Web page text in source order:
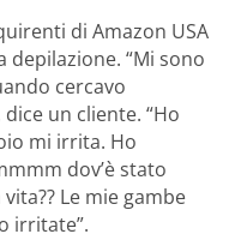
di Amazon USA
depilazione. “Mi sono
cercavo
un cliente. “Ho
mi irrita. Ho
dov’è stato
Le mie gambe
irritate”.